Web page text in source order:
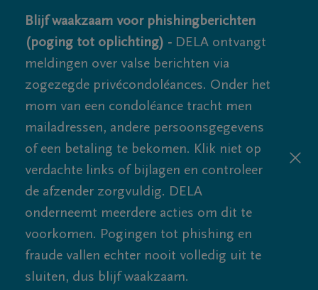
Blijf waakzaam voor phishingberichten
(poging tot oplichting) - DELA ontvangt
meldingen over valse berichten via
zogezegde privécondoléances. Onder het
mom van een condoléance tracht men
mailadressen, andere persoonsgegevens
of een betaling te bekomen. Klik niet op
verdachte links of bijlagen en controleer
de afzender zorgvuldig. DELA
onderneemt meerdere acties om dit te
voorkomen. Pogingen tot phishing en
fraude vallen echter nooit volledig uit te
sluiten, dus blijf waakzaam.